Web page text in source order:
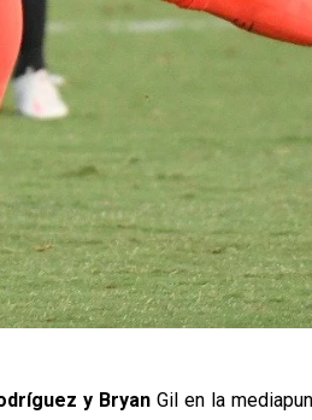
y Bryan Gil en la